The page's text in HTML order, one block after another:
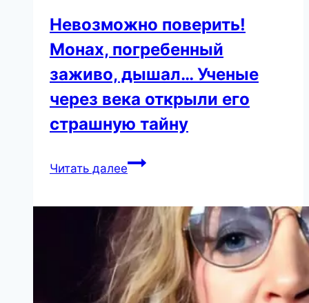
Невозможно поверить!
Монах, погребенный
заживо, дышал… Ученые
через века открыли его
страшную тайну
Читать далееНевозможно
погребенный
заживо,
дышал…
Ученые
через